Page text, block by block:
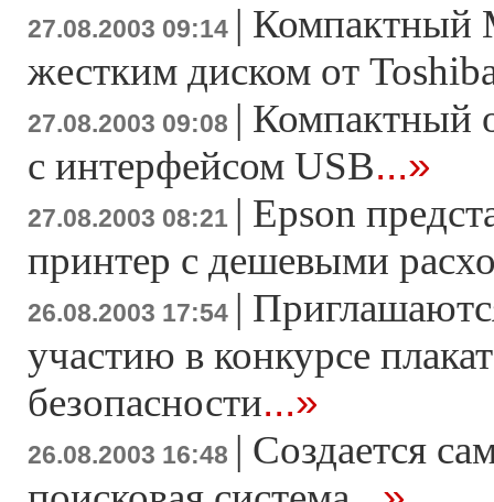
27.08.2003 09:14 | Компактный
жестким диском от
27.08.2003 09:08 | Компактный
с интерфейсом USB...»
27.08.2003 08:21 | Epson
принтер с дешевыми
26.08.2003 17:54 |
участию в конкурсе
безопасности...»
26.08.2003 16:48 | Создается